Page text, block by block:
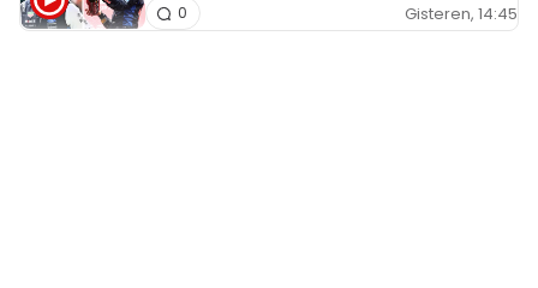
Gisteren, 14:45
0